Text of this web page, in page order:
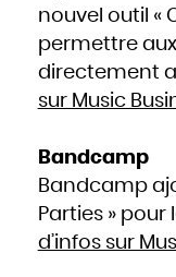
nouvel outil «
permettre
directement
sur Music
Bandcamp
Bandcamp
Parties » pour
d’infos sur